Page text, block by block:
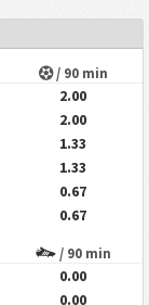
/ 90 min
2.00
2.00
1.33
1.33
0.67
0.67
/ 90 min
0.00
0.00